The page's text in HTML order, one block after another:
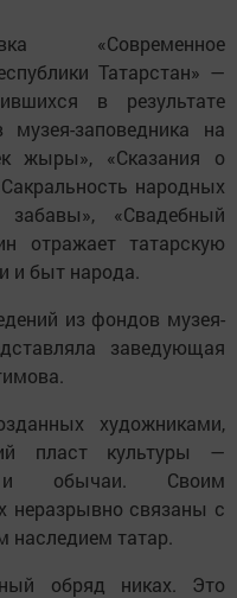
«Современное
Татарстан» —
в результате
заповедника на
жыры», «Сказания о
народных
«Свадебный
отражает татарскую
и быт народа.
из фондов музея-
заведующая
художниками,
пласт культуры —
и обычаи. Своим
неразрывно связаны с
наследием татар.
обряд никах. Это